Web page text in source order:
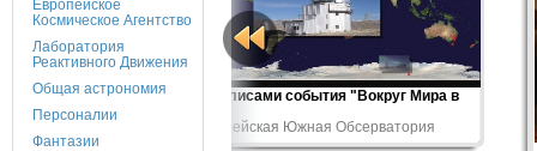
Европейское
Космическое Агентство
Лаборатория
Реактивного Движения
Общая астрономия
Персоналии
Фантазии
За кулисами события "Вокруг Мира в
Европейская Южная Обсерватория